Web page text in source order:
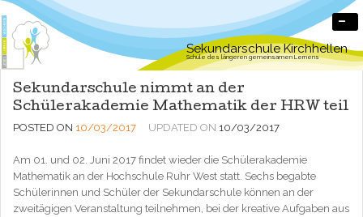
Sekundarschule Kirchhellen
Schule des längeren gemeinsamen Lernens
-
Sekundarschule nimmt an der
Schülerakademie Mathematik der HRW teil
POSTED ON 10/03/2017 UPDATED ON 10/03/2017
Am 01. und 02. Juni 2017 findet wieder die Schülerakademie
Mathematik an der Hochschule Ruhr West statt. Sechs begabte
Schülerinnen und Schüler der Sekundarschule können an der
zweitägigen Veranstaltung teilnehmen, bei der kreative Aufgaben aus